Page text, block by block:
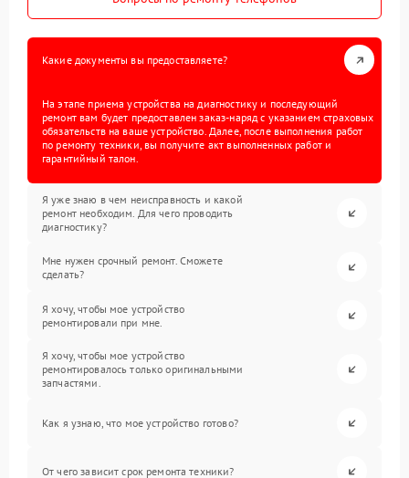
Какие документы вы предоставляете?
На этапе приема устройства на диагностику и последующий
ремонт вам будет предоставлен заказ-наряд с указанием страховых
обязательств на ваше устройство. Далее, после выполнения работ
по ремонту техники, вы получите акт выполненных работ и
гарантийный талон.
Я уже знаю в чем неисправность и какой
ремонт необходим. Для чего проводить
диагностику?
Мне нужен срочный ремонт. Сможете
сделать?
Я хочу, чтобы мое устройство
ремонтировали при мне.
Я хочу, чтобы мое устройство
ремонтировалось только оригинальными
запчастями.
Как я узнаю, что мое устройство готово?
От чего зависит срок ремонта техники?